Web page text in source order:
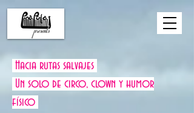
Hacia rutas salvajes
Un solo de circo, clown y humor
físico